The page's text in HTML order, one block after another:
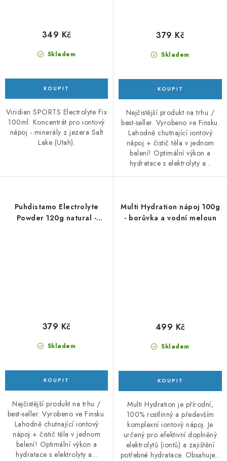
Skladem
349 Kč
Viridian SPORTS Electrolyte Fix
100ml. Koncentrát pro iontový
nápoj - minerály z jezera Salt
Lake (Utah).
Skladem
379 Kč
Nejčistější produkt na trhu /
best-seller. Vyrobeno ve Finsku.
Lahodně chutnající iontový
nápoj + čistič těla v jednom
balení! Optimální výkon a
hydratace s elektrolyty a...
Puhdistamo Electrolyte
Powder 120g natural -
Skladem
379 Kč
Nejčistější produkt na trhu /
best-seller. Vyrobeno ve Finsku.
Lahodně chutnající iontový
nápoj + čistič těla v jednom
balení! Optimální výkon a
hydratace s elektrolyty a...
Multi Hydration nápoj 100g
- borůvka a vodní meloun
Skladem
499 Kč
Multi Hydration je přírodní,
100% rostlinný a především
komplexní iontový nápoj. Je
určený pro efektivní doplněný
elektrolytů (iontů) a zajištění
potřebné hydratace. Obsahuje...